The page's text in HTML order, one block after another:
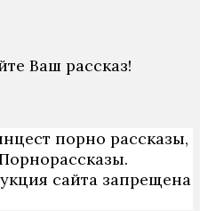
Ваш рассказ!
порно рассказы,
сайта запрещена